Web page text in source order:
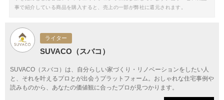
事で紹介している商品を購入すると、売上の一部が弊社に還元されます。
ライター
SUVACO（スバコ）
SUVACO（スバコ）は、自分らしい家づくり・リノベーションをしたい人
と、それを叶えるプロとが出会うプラットフォーム。おしゃれな住宅事例や
読みものから、あなたの価値観に合ったプロが見つかります。